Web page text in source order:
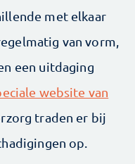
met elkaar
van vorm,
een uitdaging
website van
traden er bij
op.